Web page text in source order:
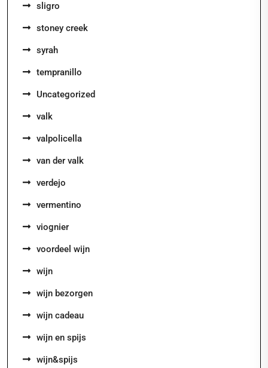
sligro
stoney creek
syrah
tempranillo
Uncategorized
valk
valpolicella
van der valk
verdejo
vermentino
viognier
voordeel wijn
wijn
wijn bezorgen
wijn cadeau
wijn en spijs
wijn&spijs